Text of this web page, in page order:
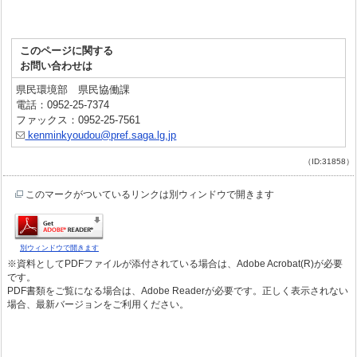
このページに関する
お問い合わせは
県民環境部 県民協働課
電話：0952-25-7374
ファックス：0952-25-7561
kenminkyoudou@pref.saga.lg.jp
（ID:31858）
このマークがついているリンクは別ウィンドウで開きます
別ウィンドウで開きます
※資料としてPDFファイルが添付されている場合は、Adobe Acrobat(R)が必要
です。
PDF書類をご覧になる場合は、Adobe Readerが必要です。正しく表示されない
場合、最新バージョンをご利用ください。